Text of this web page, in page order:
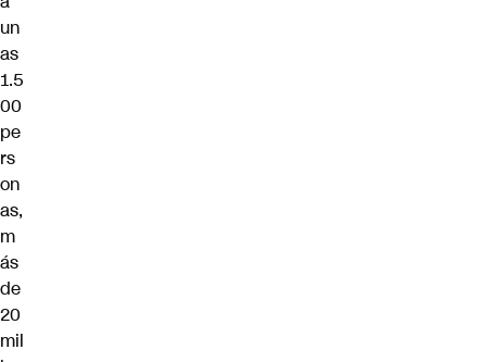
un
as
1.5
00
pe
rs
on
as,
m
ás
de
20
mil